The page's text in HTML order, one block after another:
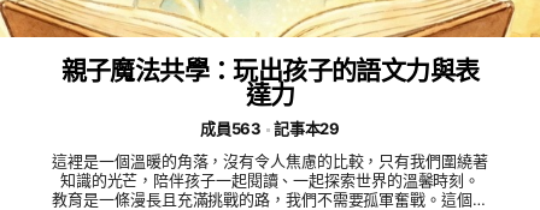
親子魔法共學：玩出孩子的語文力與表
達力
成員563
記事本29
這裡是一個溫暖的角落，沒有令人焦慮的比較，只有我們圍繞著
知識的光芒，陪伴孩子一起閱讀、一起探索世界的溫馨時刻。
教育是一條漫長且充滿挑戰的路，我們不需要孤軍奮戰。這個社